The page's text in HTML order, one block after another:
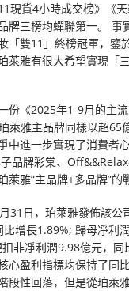
現貨4小時成交榜》《
牌三榜均蟬聯第一。 事
「雙11」終榜冠軍，鑒
萊雅有很大希望實現「三
份《2025年1-9月的主
萊雅主品牌同樣以超65
中進一步實現了消費者
品牌彩棠、Off&&Relax
萊雅“主品牌+多品牌”的
31日，珀萊雅發佈該公
增長1.89%; 歸母凈利
非凈利潤9.98億元，
心盈利指標均保持了同
段性回落，但是從珀萊